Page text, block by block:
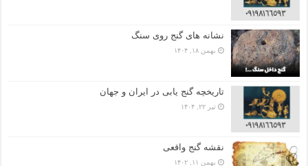
نشانه های گنج روی سنگ
بهمن ۱۸, ۱۴۰۴
تاریخچه گنج‌ یابی در ایران و جهان
تیر ۲۲, ۱۴۰۴
نقشه گنج واقعی
بهمن ۱۱, ۱۴۰۲